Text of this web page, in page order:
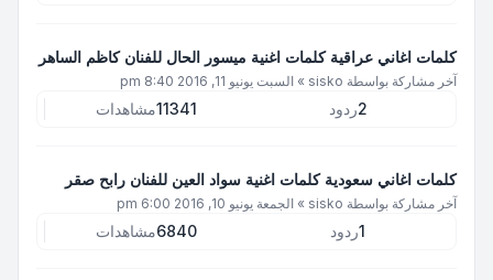
كلمات اغاني عراقية كلمات اغنية ميسور الحال للفنان كاظم الساهر
آخر مشاركة بواسطة sisko
» السبت يونيو 11, 2016 8:40 pm
2ردود 11341مشاهدات
كلمات اغاني سعودية كلمات اغنية سواد العين للفنان رابح صقر
آخر مشاركة بواسطة sisko
» الجمعة يونيو 10, 2016 6:00 pm
1ردود 6840مشاهدات